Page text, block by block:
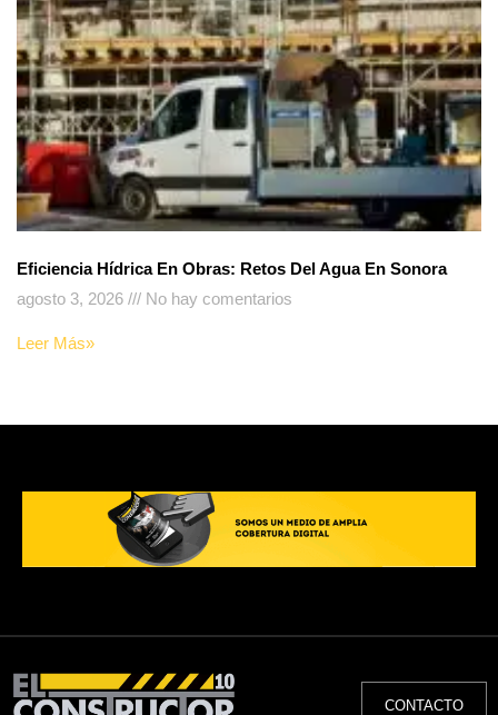
Eficiencia Hídrica En Obras: Retos Del Agua En Sonora
agosto 3, 2026
No hay comentarios
Leer Más»
CONTACTO